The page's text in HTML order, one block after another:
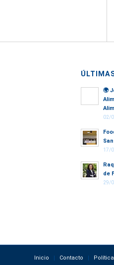
🌍
02/
17/
de
29/
Inicio Contacto